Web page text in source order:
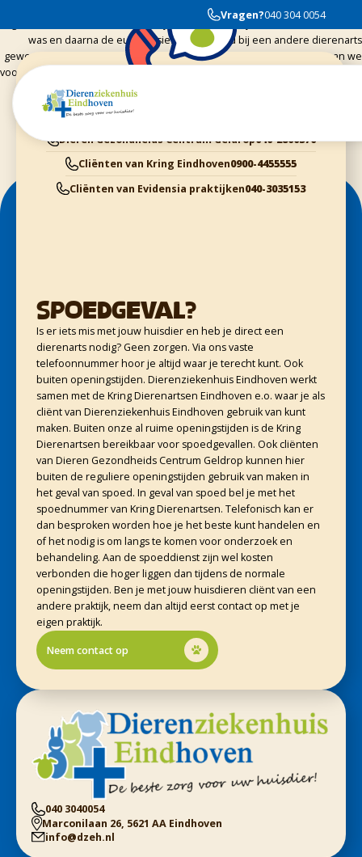
Vragen?040 304 0054
Wij zijn afgelopen zaterdag met een doodziek ratje bij dit dierenziekenhuis
geweest, en er werd veel tijd vrijgemaakt om te kijken wat er aan de hand
was en daarna de euthanasie. We zijn altijd bij een andere dierenarts
geweest maar omdat ze hier erg veel verstand hebben van ratten gaan we
voortaan naar deze dierenartsen. Ze gaan zo zorgzaam om met dieren dus
Cliënten van Dierenziekenhuis Eindhoven
Dieren Gezondheids Centrum Geldrop040-2800370
Cliënten van Kring Eindhoven0900-4455555
Cliënten van Evidensia praktijken040-3035153
Spoedgeval?
Is er iets mis met jouw huisdier en heb je direct een
dierenarts nodig? Geen zorgen. Via ons vaste
telefoonnummer hoor je altijd waar je terecht kunt. Ook
buiten openingstijden. Dierenziekenhuis Eindhoven werkt
samen met de Kring Dierenartsen Eindhoven e.o. waar je als
cliënt van Dierenziekenhuis Eindhoven gebruik van kunt
maken. Buiten onze al ruime openingstijden is de Kring
Dierenartsen bereikbaar voor spoedgevallen. Ook cliënten
van Dieren Gezondheids Centrum Geldrop kunnen hier
buiten de reguliere openingstijden gebruik van maken in
het geval van spoed. In geval van spoed bel je met het
spoednummer van Kring Dierenartsen. Telefonisch kan er
dan besproken worden hoe je het beste kunt handelen en
of het nodig is om langs te komen voor onderzoek en
behandeling. Aan de spoeddienst zijn wel kosten
verbonden die hoger liggen dan tijdens de normale
openingstijden. Ben je met jouw huisdieren cliënt van een
andere praktijk, neem dan altijd eerst contact op met je
eigen praktijk.
Neem contact op
040 3040054
Marconilaan 26, 5621 AA Eindhoven
info@dzeh.nl